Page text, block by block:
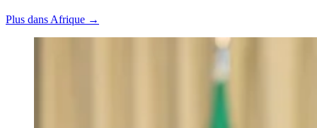
Plus dans Afrique →